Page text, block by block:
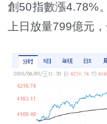
創50指數漲4.78%
上日放量799億元